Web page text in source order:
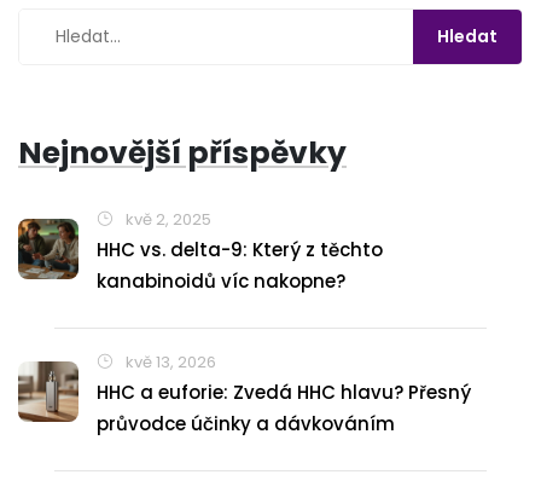
Nejnovější příspěvky
kvě 2, 2025
HHC vs. delta-9: Který z těchto
kanabinoidů víc nakopne?
kvě 13, 2026
HHC a euforie: Zvedá HHC hlavu? Přesný
průvodce účinky a dávkováním